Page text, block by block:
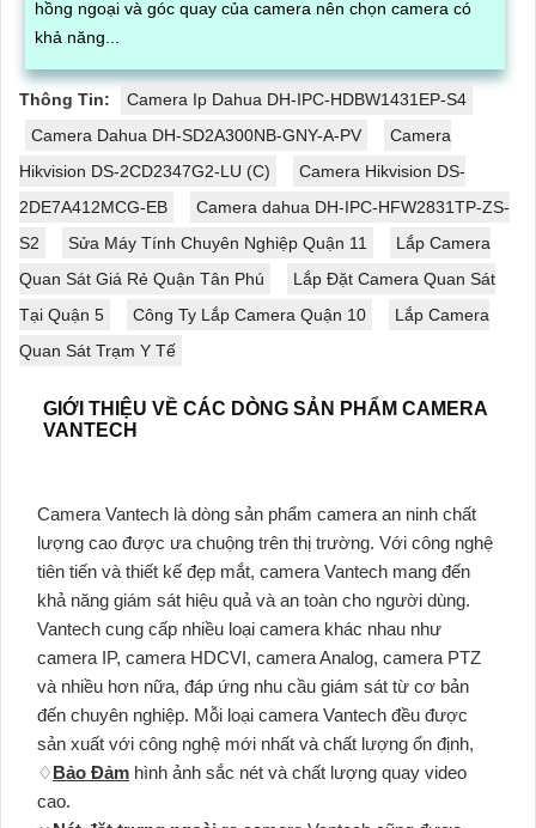
hồng ngoại và góc quay của camera nên chọn camera có
khả năng...
Thông Tin:
Camera Ip Dahua DH-IPC-HDBW1431EP-S4
Camera Dahua DH-SD2A300NB-GNY-A-PV
Camera
Hikvision DS-2CD2347G2-LU (C)
Camera Hikvision DS-
2DE7A412MCG-EB
Camera dahua DH-IPC-HFW2831TP-ZS-
S2
Sửa Máy Tính Chuyên Nghiệp Quận 11
Lắp Camera
Quan Sát Giá Rẻ Quận Tân Phú
Lắp Đặt Camera Quan Sát
Tại Quận 5
Công Ty Lắp Camera Quận 10
Lắp Camera
Quan Sát Trạm Y Tế
GIỚI THIỆU VỀ CÁC DÒNG SẢN PHẨM CAMERA
VANTECH
Camera Vantech là dòng sản phẩm camera an ninh chất
lượng cao được ưa chuộng trên thị trường. Với công nghệ
tiên tiến và thiết kế đẹp mắt, camera Vantech mang đến
khả năng giám sát hiệu quả và an toàn cho người dùng.
Vantech cung cấp nhiều loại camera khác nhau như
camera IP, camera HDCVI, camera Analog, camera PTZ
và nhiều hơn nữa, đáp ứng nhu cầu giám sát từ cơ bản
đến chuyên nghiệp. Mỗi loại camera Vantech đều được
sản xuất với công nghệ mới nhất và chất lượng ổn định,
♢Bảo Đảm hình ảnh sắc nét và chất lượng quay video
cao.